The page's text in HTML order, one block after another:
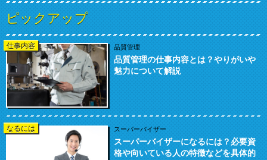
ピックアップ
仕事内容 品質管理
品質管理の仕事内容とは？やりがいや
魅力について解説
なるには スーパーバイザー
スーパーバイザーになるには？必要資
格や向いている人の特徴などを具体的